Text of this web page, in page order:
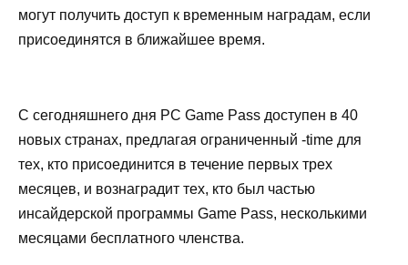
могут получить доступ к временным наградам, если
присоединятся в ближайшее время.
С сегодняшнего дня PC Game Pass доступен в 40
новых странах, предлагая ограниченный -time для
тех, кто присоединится в течение первых трех
месяцев, и вознаградит тех, кто был частью
инсайдерской программы Game Pass, несколькими
месяцами бесплатного членства.